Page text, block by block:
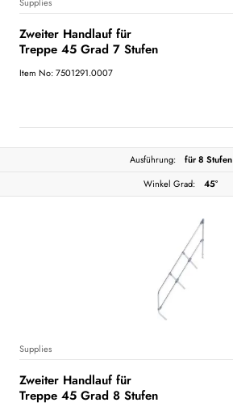
Zweiter Handlauf für
Treppe 45 Grad 7 Stufen
Item No: 7501291.0007
Ausführung:
für 8 Stufen
Winkel Grad:
45°
Supplies
Zweiter Handlauf für
Treppe 45 Grad 8 Stufen